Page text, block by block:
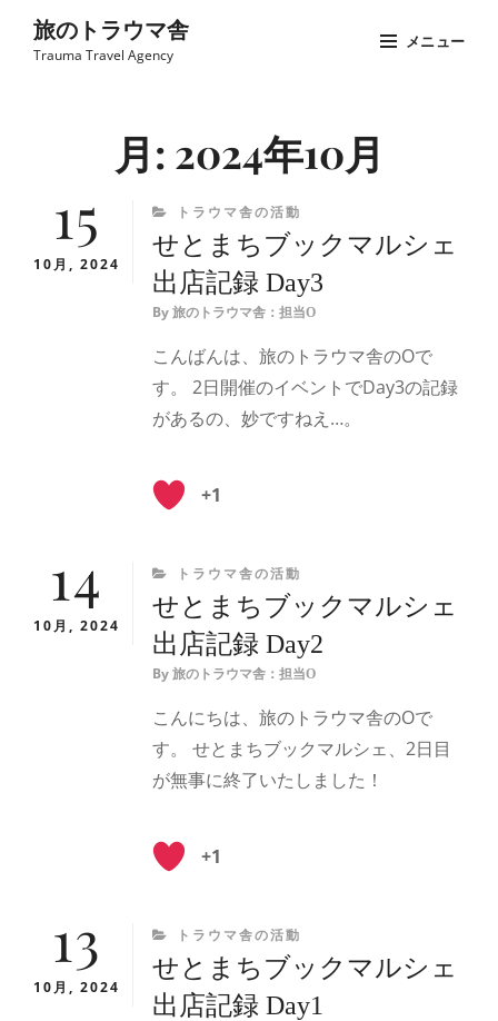
旅のトラウマ舎
Trauma Travel Agency
メニュー
月: 2024年10月
15
10月, 2024
CATEGORIES
トラウマ舎の活動
せとまちブックマルシェ
出店記録 Day3
By 旅のトラウマ舎：担当O
こんばんは、旅のトラウマ舎のOで
す。 2日開催のイベントでDay3の記録
があるの、妙ですねえ…。
+1
14
10月, 2024
CATEGORIES
トラウマ舎の活動
せとまちブックマルシェ
出店記録 Day2
By 旅のトラウマ舎：担当O
こんにちは、旅のトラウマ舎のOで
す。 せとまちブックマルシェ、2日目
が無事に終了いたしました！
+1
13
10月, 2024
CATEGORIES
トラウマ舎の活動
せとまちブックマルシェ
出店記録 Day1